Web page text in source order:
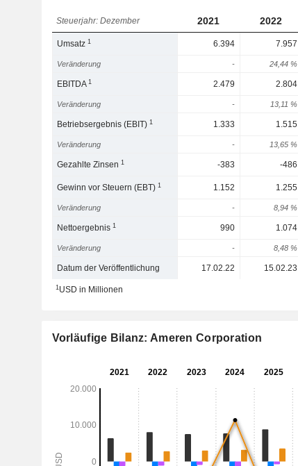
Steuerjahr: Dezember 2021 2022
Umsatz1 6.394 7.957
Veränderung - 24,44 %
EBITDA1 2.479 2.804
Veränderung - 13,11 %
Betriebsergebnis (EBIT)1 1.333 1.515
Veränderung - 13,65 %
Gezahlte Zinsen1 -383 -486
Gewinn vor Steuern (EBT)1 1.152 1.255
Veränderung - 8,94 %
Nettoergebnis1 990 1.074
Veränderung - 8,48 %
Datum der Veröffentlichung 17.02.22 15.02.23
1USD in Millionen
Vorläufige Bilanz: Ameren Corporation